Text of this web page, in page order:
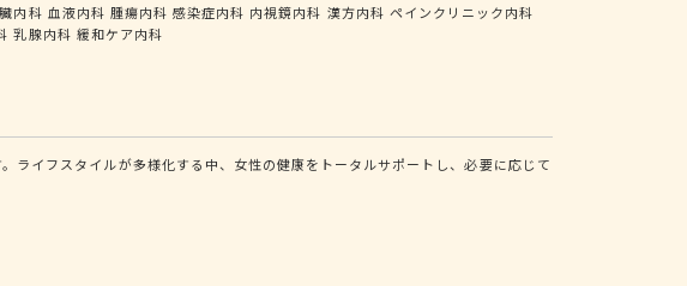
内科 血液内科 腫瘍内科 感染症内科 内視鏡内科 漢方内科 ペインクリニック内科
乳腺内科 緩和ケア内科
ライフスタイルが多様化する中、女性の健康をトータルサポートし、必要に応じて